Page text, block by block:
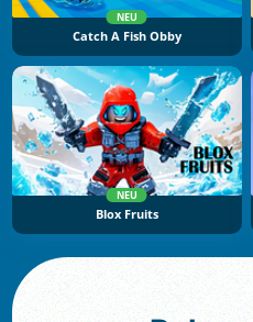
NEU
Catch A Fish Obby
NEU
Blox Fruits